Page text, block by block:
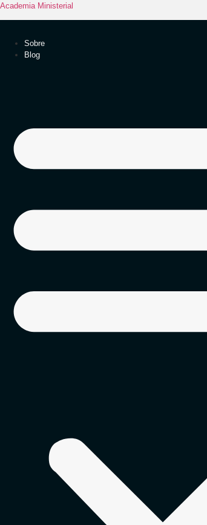
Academia Ministerial
Sobre
Blog